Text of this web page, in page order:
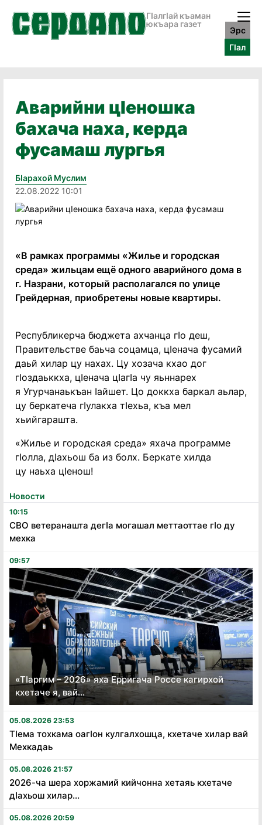
ГӀалгӀай къаман
юкъара газет
Эрс
ГӀал
Новости
10:15
СВО ветеранашта дегӏа могашал меттаоттае гӏо ду
мехка
09:57
«Тӏаргим – 2026» яха Ерригача Россе кагирхой
кхетаче я, вай...
05.08.2026 23:53
Тӏема тохкама оагӏон кулгалхошца, кхетаче хилар вай
Мехкадаь
05.08.2026 21:57
2026-ча шера хоржамий кийчонна хетаяь кхетаче
дӏахьош хилар...
05.08.2026 20:59
Аварийни цIеношка
бахача наха, керда
фусамаш лургья
Бӏарахой Муслим
22.08.2022 10:01
«В рамках программы «Жилье и городская
среда» жильцам ещё одного аварийного дома в
г. Назрани, который располагался по улице
Грейдерная, приобретены новые квартиры.
Республикерча бюджета ахчанца гIо деш,
Правительстве баьча соцамца, цIенача фусамий
даьй хилар цу нахах. Цу хозача кхао дог
гIоздаьккха, цIенача цIагIа чу яьннарех
я Угурчанаькъан Iайшет. Цо доккха баркал аьлар,
цу беркатеча гIулакха тIехьа, къа мел
хьийгарашта.
«Жилье и городская среда» яхача программе
гIолла, дIахьош ба из болх. Беркате хилда
цу наьха цIенош!